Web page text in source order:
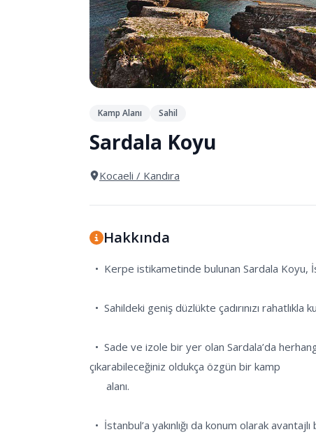
Kamp Alanı Sahil
Sardala Koyu
Kocaeli / Kandıra
Hakkında
çıkarabileceğiniz oldukça özgün bir kamp